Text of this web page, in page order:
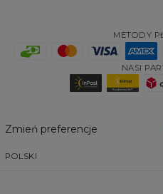
METODY
NASI
Zmień preferencje
POLSKI